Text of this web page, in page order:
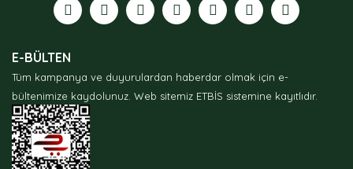
Ürün açıklamasında eksik bilgiler bulunuyor.
Ürün bilgilerinde hatalar bulunuyor.
Ürün fiyatı diğer sitelerden daha pahalı.
Bu ürüne benzer farklı alternatifler olmalı.
E-BÜLTEN
Tüm kampanya ve duyurulardan haberdar olmak için e-
bültenimize kaydolunuz. Web sitemiz ETBİS sistemine kayıtlıdır.